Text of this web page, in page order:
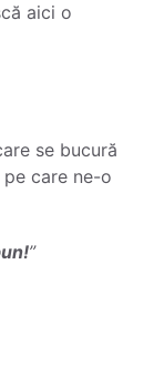
aici o
se bucură
care ne-o
”